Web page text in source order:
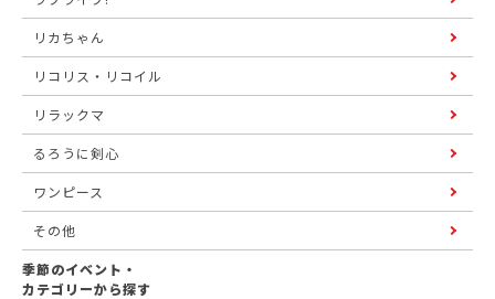
リカちゃん
リコリス・リコイル
リラックマ
るろうに剣心
ワンピース
その他
季節のイベント・
カテゴリーから探す